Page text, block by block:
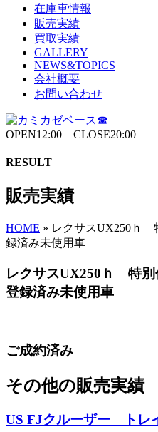
在庫車情報
販売実績
買取実績
GALLERY
NEWS&TOPICS
会社概要
お問い合わせ
OPEN12:00 CLOSE20:00
RESULT
販売実績
HOME » レクサスUX250ｈ
録済み未使用車
レクサスUX250ｈ 特
登録済み未使用車
ご成約済み
その他の販売実績
US FJクルーザー トレ